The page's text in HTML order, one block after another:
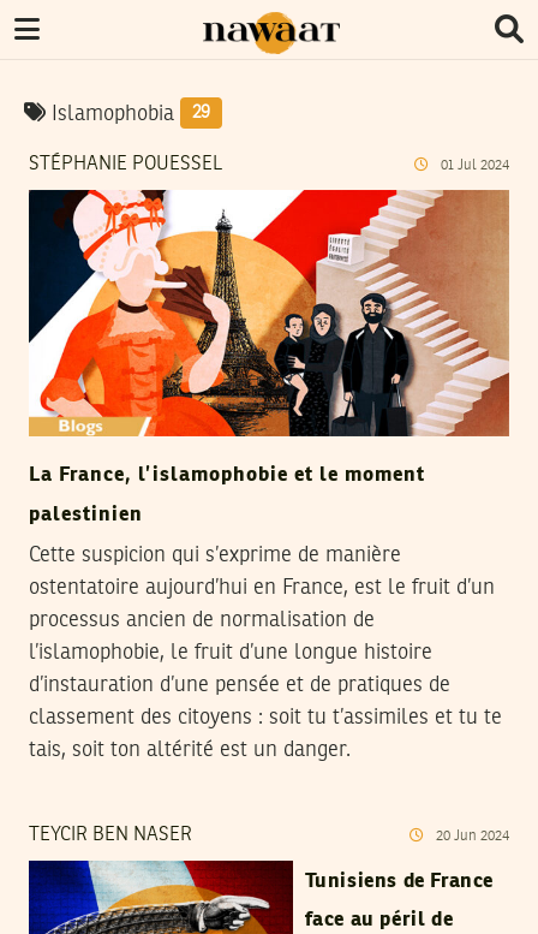
Islamophobia 29
STÉPHANIE POUESSEL 01 Jul 2024
La France, l’islamophobie et le moment
palestinien
Cette suspicion qui s’exprime de manière
ostentatoire aujourd’hui en France, est le fruit d’un
processus ancien de normalisation de
l’islamophobie, le fruit d’une longue histoire
d’instauration d’une pensée et de pratiques de
classement des citoyens : soit tu t’assimiles et tu te
tais, soit ton altérité est un danger.
TEYCIR BEN NASER 20 Jun 2024
Tunisiens de France
face au péril de